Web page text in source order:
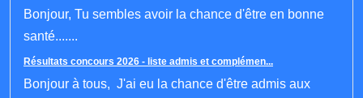
Bonjour, Tu sembles avoir la chance d'être en bonne
santé.......
Résultats concours 2026 - liste admis et complémen...
Bonjour à tous, J'ai eu la chance d'être admis aux